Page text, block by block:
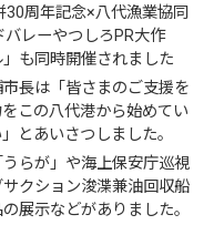
周年記念×八代漁業協同
レーやつしろPR大作
も同時開催されました
長は「皆さまのご支援を
この八代港から始めてい
とあいさつしました。
らが」や海上保安庁巡視
クション浚渫兼油回収船
展示などがありました。